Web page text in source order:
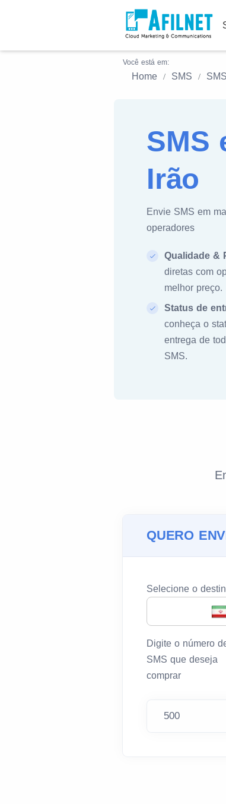
Você está em:
Home SMS
SMS
Irão
Envie SMS em
operadores
Qualidade &
diretas com
melhor preço.
Status de
conheça o
entrega de
SMS.
QUERO
Selecione o
Digite o número
SMS que deseja
comprar